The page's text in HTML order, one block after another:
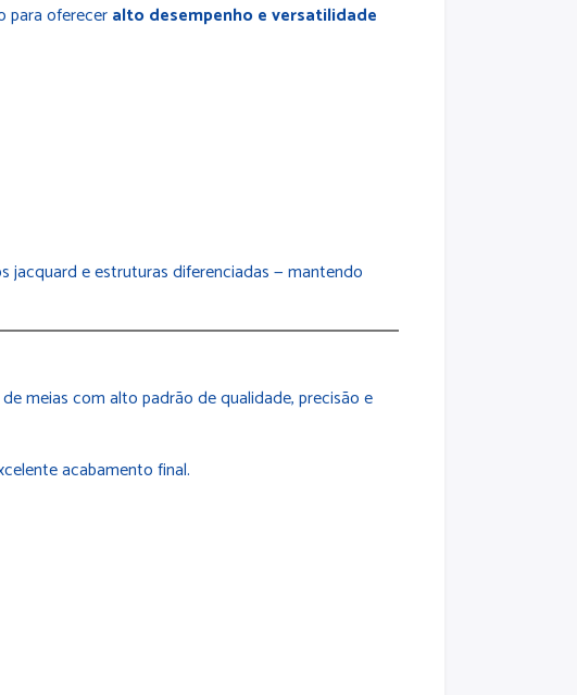
para ofereceralto desempenho e versatilidade
jacquard e estruturas diferenciadas — mantendo
meias com alto padrão de qualidade, precisão e
acabamento final.